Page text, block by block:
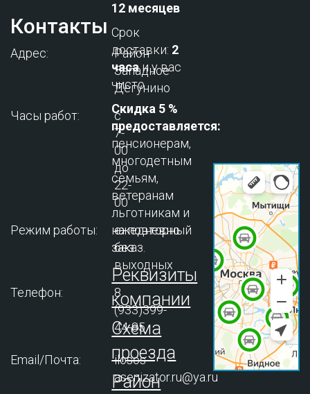
Контакты
Адрес:
Район
Западное
Дегунино
Часы работ:
с
7-
00
до
22-
00
Режим работы:
ежедневно
без
выходных
Телефон:
8
(933)399-
44-85
Email/Почта:
ilosos-
asenizator.ru@ya.ru
12 месяцев
Срок
доставки: 2
часаи у вас
чисто
Скидка 5 %
предоставляется:
пенсионерам,
многодетным
семьям,
ветеранам
льготникам и
на повторный
заказ.
Реквизиты
компании
Схема
проезда
Район